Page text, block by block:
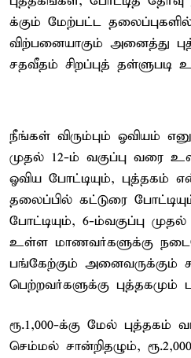
க்கும் மேற்பட்ட
விற்பனையாகும் அனைத்து
சதவீதம் சிறப்புத் தள்ளுபடி
நீங்கள் விரும்பும் ஓவியம்
முதல் 12-ம் வகுப்பு வரை
ஓவிய போட்டியும், புத்தகம்
தலைப்பில் கட்டுரை
போட்டியும், 6-ம்வகுப்பு
உள்ள மாணவர்களுக்கு
பங்கேற்கும் அனைவருக்கும்
பெற்றவர்களுக்கு புத்தகமும்
ரூ.1,000-க்கு மேல் புத்தகம்
செம்மல் சான்றிதழும்,